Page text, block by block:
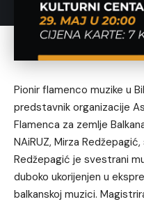
Pionir flamenco muzike u
predstavnik organizacije
Flamenca za zemlje
NAiRUZ, Mirza
Redžepagić je svestrani
duboko ukorijenjen u
balkanskoj muzici.